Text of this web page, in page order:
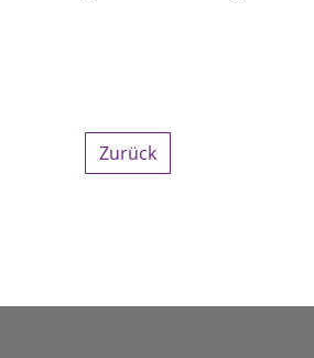
Zurück